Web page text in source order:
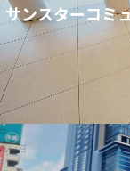
サンスターコミ